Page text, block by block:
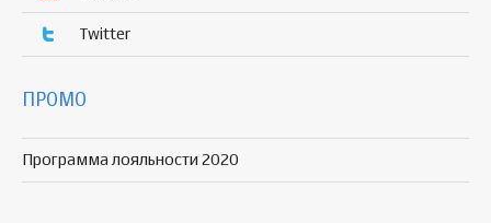
Twitter
ПРОМО
Программа лояльности 2020